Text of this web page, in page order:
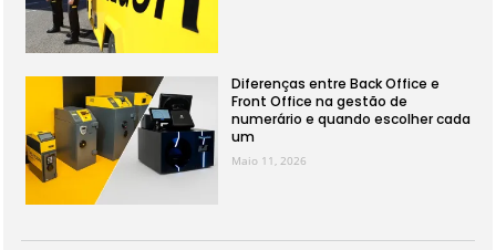
Diferenças entre Back Office e
Front Office na gestão de
numerário e quando escolher cada
um
Maio 11, 2026